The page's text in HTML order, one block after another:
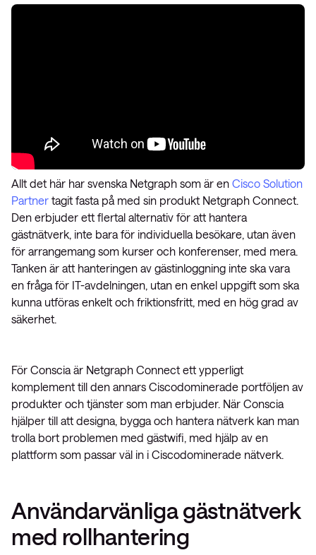
Allt det här har svenska Netgraph som är en Cisco Solution
Partner tagit fasta på med sin produkt Netgraph Connect.
Den erbjuder ett flertal alternativ för att hantera
gästnätverk, inte bara för individuella besökare, utan även
för arrangemang som kurser och konferenser, med mera.
Tanken är att hanteringen av gästinloggning inte ska vara
en fråga för IT-avdelningen, utan en enkel uppgift som ska
kunna utföras enkelt och friktionsfritt, med en hög grad av
säkerhet.
För Conscia är Netgraph Connect ett ypperligt
komplement till den annars Ciscodominerade portföljen av
produkter och tjänster som man erbjuder. När Conscia
hjälper till att designa, bygga och hantera nätverk kan man
trolla bort problemen med gästwifi, med hjälp av en
plattform som passar väl in i Ciscodominerade nätverk.
Användarvänliga gästnätverk
med rollhantering